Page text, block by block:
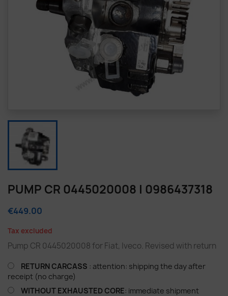
PUMP CR 0445020008 | 0986437318
€449.00
Tax excluded
Pump CR 0445020008 for Fiat, Iveco. Revised with return
RETURN CARCASS : attention: shipping the day after
receipt (no charge)
WITHOUT EXHAUSTED CORE: immediate shipment